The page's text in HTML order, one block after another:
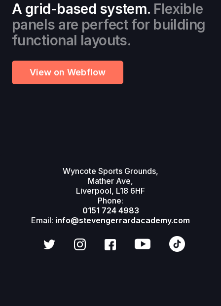
A grid-based system. Flexible
panels are perfect for building
functional layouts.
View on Webflow
Wyncote Sports Grounds,
Mather Ave,
Liverpool, L18 6HF
Phone:
0151 724 4983
Email: info@stevengerrardacademy.com